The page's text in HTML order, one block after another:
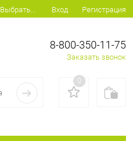
Выбрать... Вход Регистрация
8-800-350-11-75
Заказать звонок
0